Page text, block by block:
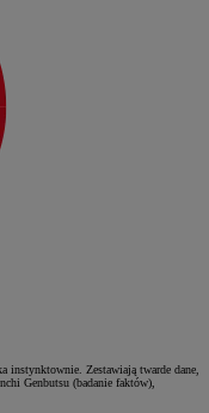
instynktownie. Zestawiają twarde dane,
Genbutsu (badanie faktów),